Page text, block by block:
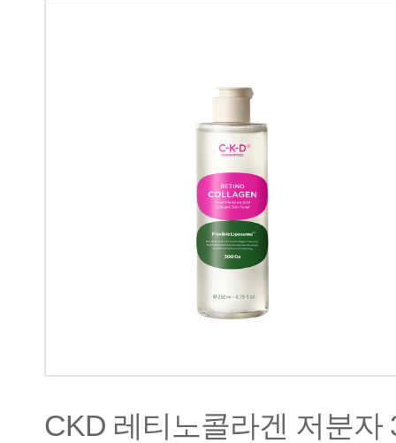
CKD 레티노콜라겐 저분자